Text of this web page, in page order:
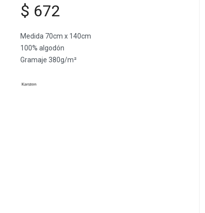
$ 672
Medida 70cm x 140cm
100% algodón
Gramaje 380g/m²